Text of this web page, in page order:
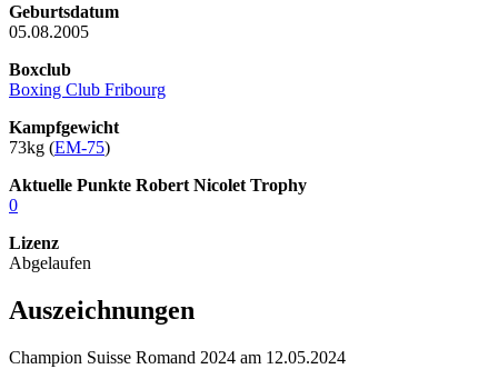
Geburtsdatum
05.08.2005
Boxclub
Boxing Club Fribourg
Kampfgewicht
73kg (EM-75)
Aktuelle Punkte Robert Nicolet Trophy
0
Lizenz
Abgelaufen
Auszeichnungen
Champion Suisse Romand 2024 am 12.05.2024